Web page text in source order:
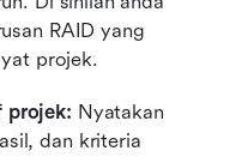
RAID yang
projek.
projek: Nyatakan
dan kriteria